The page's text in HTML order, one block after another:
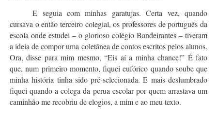
E seguia com minhas garatujas. Certa vez, quando
cursava o então terceiro colegial, os professores de português da
escola onde estudei – o glorioso colégio Bandeirantes – tiveram
a ideia de compor uma coletânea de contos escritos pelos alunos.
Ora, disse para mim mesmo, “Eis aí a minha chance!” É fato
que, num primeiro momento, fiquei eufórico quando soube que
minha história tinha sido pré-selecionada. E mais deslumbrado
fiquei quando a colega da perua escolar por quem arrastava um
caminhão me recobriu de elogios, a mim e ao meu texto.